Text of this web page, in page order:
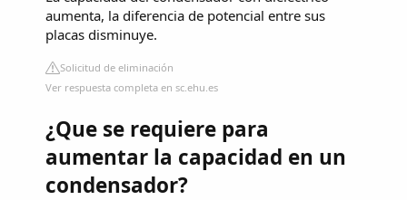
aumenta, la diferencia de potencial entre sus
placas disminuye.
Solicitud de eliminación
Ver respuesta completa en sc.ehu.es
¿Que se requiere para
aumentar la capacidad en un
condensador?